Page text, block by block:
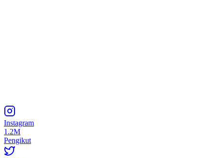
Instagram
1.2M
Pengikut